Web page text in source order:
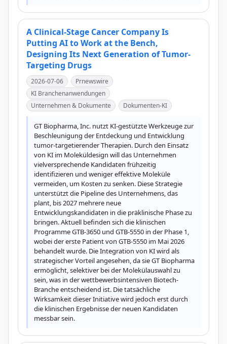
A Clinical-Stage Cancer Company Is
Putting AI to Work at the Bench,
Designing Its Next Generation of Tumor-
Targeting Drugs
2026-07-06
Prnewswire
KI Branchenanwendungen
Unternehmen & Dokumente
Dokumenten-KI
GT Biopharma, Inc. nutzt KI-gestützte Werkzeuge zur
Beschleunigung der Entdeckung und Entwicklung
tumor-targetierender Therapien. Durch den Einsatz
von KI im Moleküldesign will das Unternehmen
vielversprechende Kandidaten frühzeitig
identifizieren und weniger effektive Moleküle
vermeiden, um Kosten zu senken. Diese Strategie
unterstützt die Pipeline des Unternehmens, das
plant, bis 2027 mehrere neue
Entwicklungskandidaten in die präklinische Phase zu
bringen. Aktuell befinden sich die klinischen
Programme GTB-3650 und GTB-5550 in der Phase 1,
wobei der erste Patient von GTB-5550 im Mai 2026
behandelt wurde. Die Integration von KI wird als
strategischer Vorteil angesehen, da sie GT Biopharma
ermöglicht, selektiver bei der Molekülauswahl zu
sein, was in der wettbewerbsintensiven Biotech-
Branche entscheidend ist. Die tatsächliche
Wirksamkeit dieser Initiative wird jedoch erst durch
die klinischen Ergebnisse der neuen Kandidaten
messbar sein.